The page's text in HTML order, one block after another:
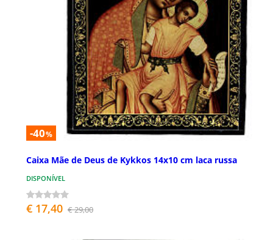
-40%
Caixa Mãe de Deus de Kykkos 14x10 cm laca russa
DISPONÍVEL
€ 17,40 € 29,00